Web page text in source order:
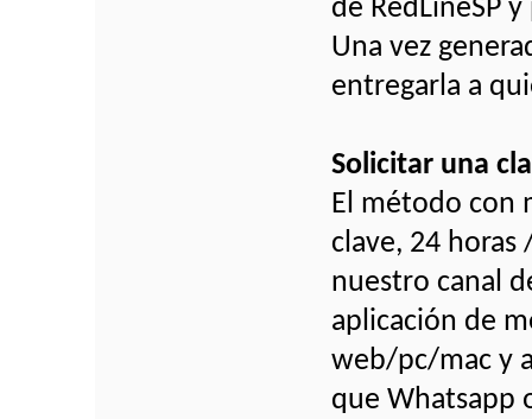
de RedLineSP
Una vez
entregarla a
Solicitar una
El método con
clave, 24 horas
nuestro canal
aplicación de
web/pc/mac y
que Whatsapp